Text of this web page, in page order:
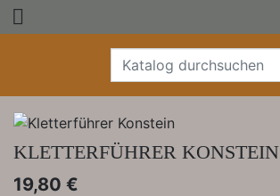

KLETTERFÜHRER KONSTEIN
19,80 €